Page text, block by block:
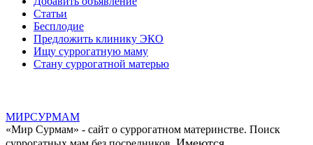
Статьи
Бесплодие
Предложить клинику ЭКО
Ищу суррогатную маму
Стану суррогатной матерью
МИРСУРМАМ
«Мир Сурмам» - сайт о суррогатном материнстве. Поиск